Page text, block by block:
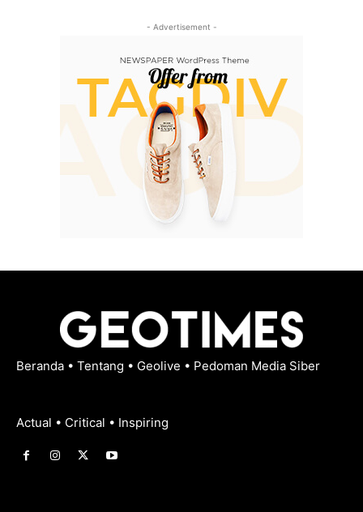
- Advertisement -
Beranda • Tentang • Geolive • Pedoman Media Siber
Actual • Critical • Inspiring